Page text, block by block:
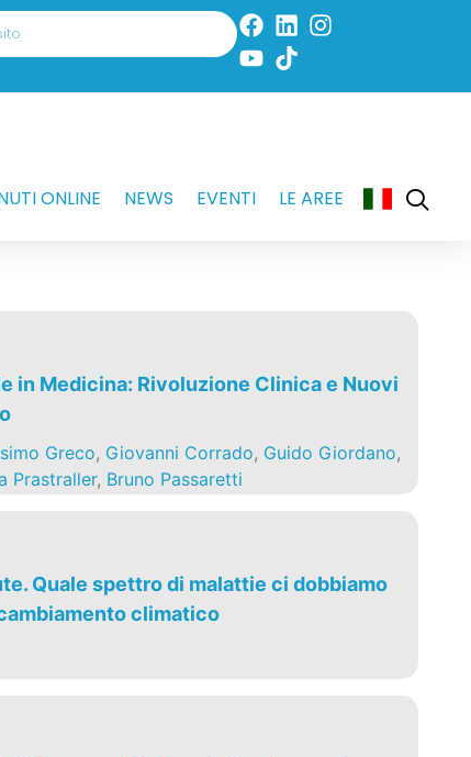
ONLINE NEWS EVENTI LE AREE
in Medicina: Rivoluzione Clinica e Nuovi
Greco, Giovanni Corrado, Guido Giordano,
Prastraller, Bruno Passaretti
Quale spettro di malattie ci dobbiamo
climatico